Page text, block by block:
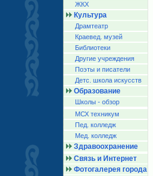
ЖКХ
Культура
Драмтеатр
Краевед. музей
Библиотеки
Другие учреждения
Поэты и писатели
Детс. школа искусств
Образование
Школы - обзор
МСХ техникум
Пед. колледж
Мед. колледж
Здравоохранение
Связь и Интернет
Фотогалерея города